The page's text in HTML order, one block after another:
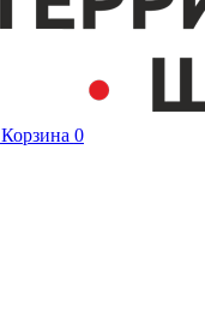
Корзина 0